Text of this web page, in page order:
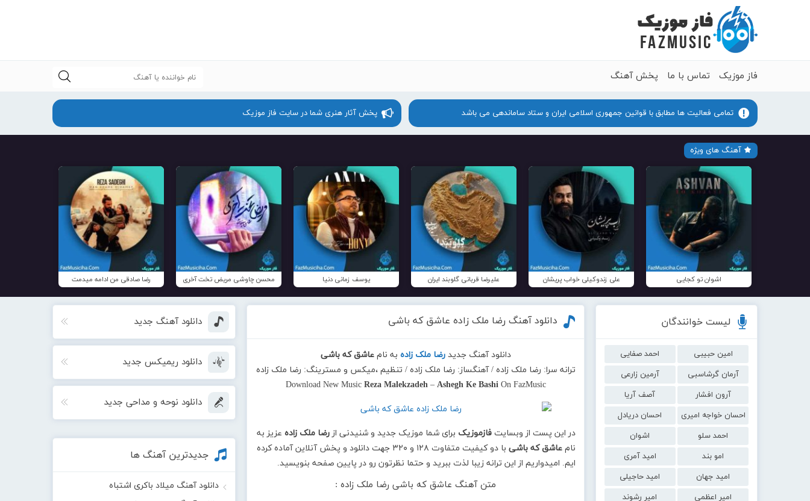
فاز موزیک تماس با ما پخش آهنگ
تمامی فعالیت ها مطابق با قوانین جمهوری اسلامی ایران و ستاد ساماندهی می باشد پخش آثار هنری شما در سایت فاز موزیک
آهنگ های ویژه
اشوان تو کجایی علی زندوکیلی خواب پریشان علیرضا قربانی گلوبند ایران یوسف زمانی دنیا محسن چاوشی مریض تخت آخری رضا صادقی من ادامه میدمت
لیست خوانندگان
امین حبیبی
احمد صفایی
آرمان گرشاسبی
آرمین زارعی
آرون افشار
آصف آریا
احسان خواجه امیری
احسان دریادل
احمد سلو
اشوان
امو بند
امید آمری
امید جهان
امید حاجیلی
امیر اعظمی
امیر رشوند
دانلود آهنگ رضا ملک زاده عاشق که باشی
دانلود آهنگ جدیدرضا ملک زاده به نامعاشق که باشی
ترانه سرا: رضا ملک زاده / آهنگساز: رضا ملک زاده / تنظیم ،میکس و مسترینگ: رضا ملک زاده
Download New Music Reza Malekzadeh– Ashegh Ke BashiOn FazMusic
در این پست از وبسایت فازموزیک برای شما موزیک جدید و شنیدنی از رضا ملک زادهعزیز به
نام عاشق که باشی
با دو کیفیت متفاوت ۱۲۸ و ۳۲۰ جهت دانلود و پخش آنلاین آماده کرده
ایم. امیدواریم از این ترانه زیبا لذت ببرید و حتما نظرتون رو در پایین صفحه بنویسید.
متن آهنگ عاشق که باشی رضا ملک زاده :
دانلود آهنگ جدید
دانلود ریمیکس جدید
دانلود نوحه و مداحی جدید
جدیدترین آهنگ ها
دانلود آهنگ میلاد باکری اشتباه